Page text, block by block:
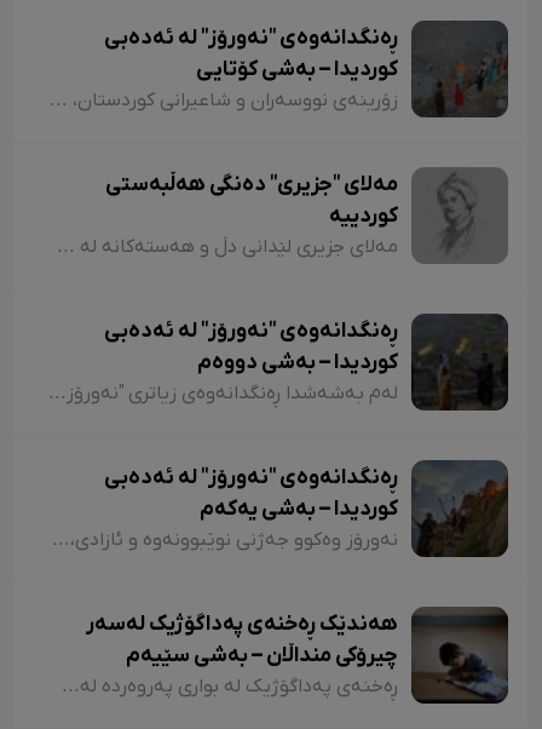
ڕەنگدانەوەی "نەورۆز" لە ئەدەبی
کوردیدا – بەشی کۆتایی
زۆرینەی نووسەران و شاعیرانی کوردستان، لە شیعر و دەقەکانیاندا بە شێوازی جۆراوجۆر باسی نەورۆزیان کردووە کە لەبەر نەبوونی مەجال تەنیا ئاماژەمان بە چەند شاعیر و چەند نموونە شیعر کرد. پێم خۆشە لە کۆتاییشدا ئاماژە بەوە بکەم کە شاعیران "موخلیس، عەونی، هەژار، زاری، عەلی حەسەنیانی، ژیلا حسەینی، محەممەد ساڵح دیلان، ئەسیری، ناسر ئاغابرا، جەلال مەلەکشا، شێرکۆ بێکەس و عەبدوڵڵا پەشێو و..." لە چەندین شیعریاندا باسی "نەورۆز"یان کردووە و لەسەر کوردستانیبوونی نەورۆز جەختیان کردووەتەوە.
مەلای "جزیری" دەنگی هەڵبەستی
کوردییە
مەلای جزیری لێدانی دڵ و هەستەکانە لە شیعری کلاسیکدا. مەلای جزیری ساڵی ١٥٦٥ لە جزیری بۆتان لەدایک بووە. ناوی "ئەحمەد"ە و لە شیعردا نازناوی "نیشانی، مەلێ و مەلا"یە و لە سەدەی ١٧دا ژیاوە. مەلا ئەحمەد جزیری لەسەر دەستی باوکی (شێخ محەممەد) دەستی بە خوێندن کردووە و لە مەدرەسەی "هەکاری و عیمادی" درێژەی بە خوێندن داوە.
ڕەنگدانەوەی "نەورۆز" لە ئەدەبی
کوردیدا – بەشی دووەم
لەم بەشەشدا ڕەنگدانەوەی زیاتری "نەورۆز" لە شیعر و دەقی کوردیدا دەخەینەڕوو. هەروەها پێویستە ئاماژەش بەوە بکەم کە وێڕای ئەوەی لەم وتارەدا ڕەنگدانەوەی "نەورۆز" لە ئەدەبی کوردیدا دەبینین، ئاوڕێکیش لە شاعیران و نووسەرانمان دەدەینەوە کە بەداخەوە ناوی هەندێکیان بە فەرامۆشی سپێردراون.
ڕەنگدانەوەی "نەورۆز" لە ئەدەبی
کوردیدا – بەشی یەکەم
نەورۆز وەکوو جەژنی نوێبوونەوە و ئازادی، لە ئەدەبی کوردیدا و لەلای شاعیران و نووسەرانی کورد، هەمیشە جێی بایەخ و تێڕامان بووە. شاعیران و نووسەرانی کورد وەکوو دیوێکی جوانی و دەرچەیەکی ئازادی و هێمای ڕزگاریی نەتەوەیی، نەورۆزیان لەنێو شیعر و دەقەکەیاندا بەکار هێناوە. ئەم بابەتەش دەگەڕێتەوە بۆ گرێدراویی حاشاهەڵنەگری کورد و کوردستان بە نەورۆزەوە
هەندێک ڕەخنەی پەداگۆژیک لەسەر
چیرۆکی منداڵان – بەشی سێیەم
ڕەخنەی پەداگۆژیک لە بواری پەروەردە لەسەر چیرۆکی منداڵان؛ هەندێکجار لە چیرۆکی منداڵاندا تووشی ئەو جۆرە وشەیە دەبین کە کاریگەرییان لەسەر مێشکی منداڵان دەبێت و ڕێگەیان پێ دەدات بیرۆکەیەکی خراپ لە مێشکیاندا دروست بکەن. بۆ نموونە دەتوانین لێرەدا سەرنجەکانمان لەسەر چیرۆکی "تیتی و پیرێ، کال و سێڤێ و نیسکۆ" بخەینەڕوو. لە بەشێکی چیرۆکی "تیتی و پیرێ"دا وەها دەڵێت: